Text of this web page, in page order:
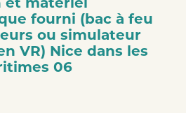
fourni (bac à feu
ou simulateur
VR) Nice dans les
06